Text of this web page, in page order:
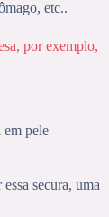
etc..
por exemplo,
em pele
secura, uma